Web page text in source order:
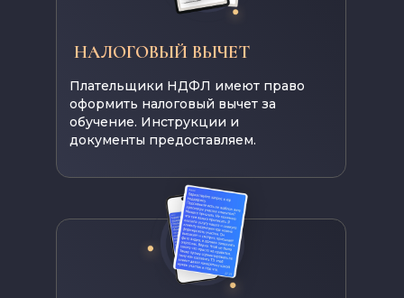
НАЛОГОВЫЙ ВЫЧЕТ
Плательщики НДФЛ имеют право
оформить налоговый вычет за
обучение. Инструкции и
документы предоставляем.